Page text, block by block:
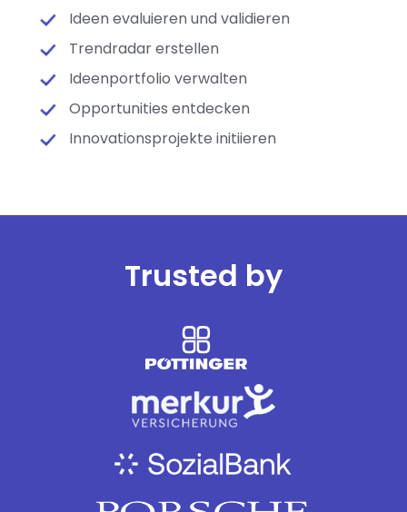
Ideen evaluieren und validieren
Trendradar erstellen
Ideenportfolio verwalten
Opportunities entdecken
Innovationsprojekte initiieren
Trusted by